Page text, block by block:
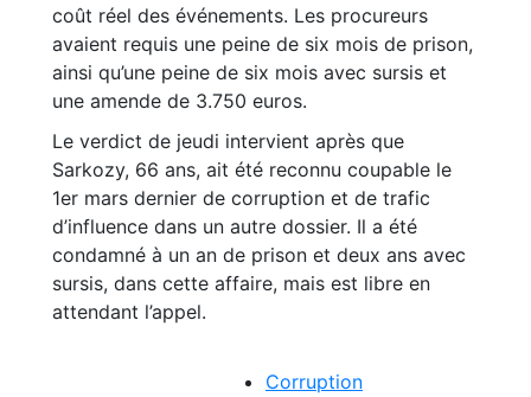
coût réel des événements. Les procureurs
avaient requis une peine de six mois de prison,
ainsi qu’une peine de six mois avec sursis et
une amende de 3.750 euros.
Le verdict de jeudi intervient après que
Sarkozy, 66 ans, ait été reconnu coupable le
1er mars dernier de corruption et de trafic
d’influence dans un autre dossier. Il a été
condamné à un an de prison et deux ans avec
sursis, dans cette affaire, mais est libre en
attendant l’appel.
Corruption